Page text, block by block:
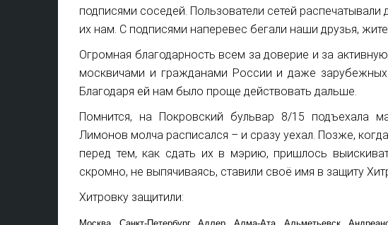
подписями соседей. Пользователи сетей
их нам. С подписями наперевес бегали наши друзья,
Огромная благодарность всем за доверие и за
москвичами и гражданами России и даже
Благодаря ей нам было проще действовать дальше.
Помнится, на Покровский бульвар 8/15 подъехала
Лимонов молча расписался – и сразу уехал. Позже,
перед тем, как сдать их в мэрию, пришлось
скромно, не выпячиваясь, ставили своё имя в защиту
Хитровку защитили: